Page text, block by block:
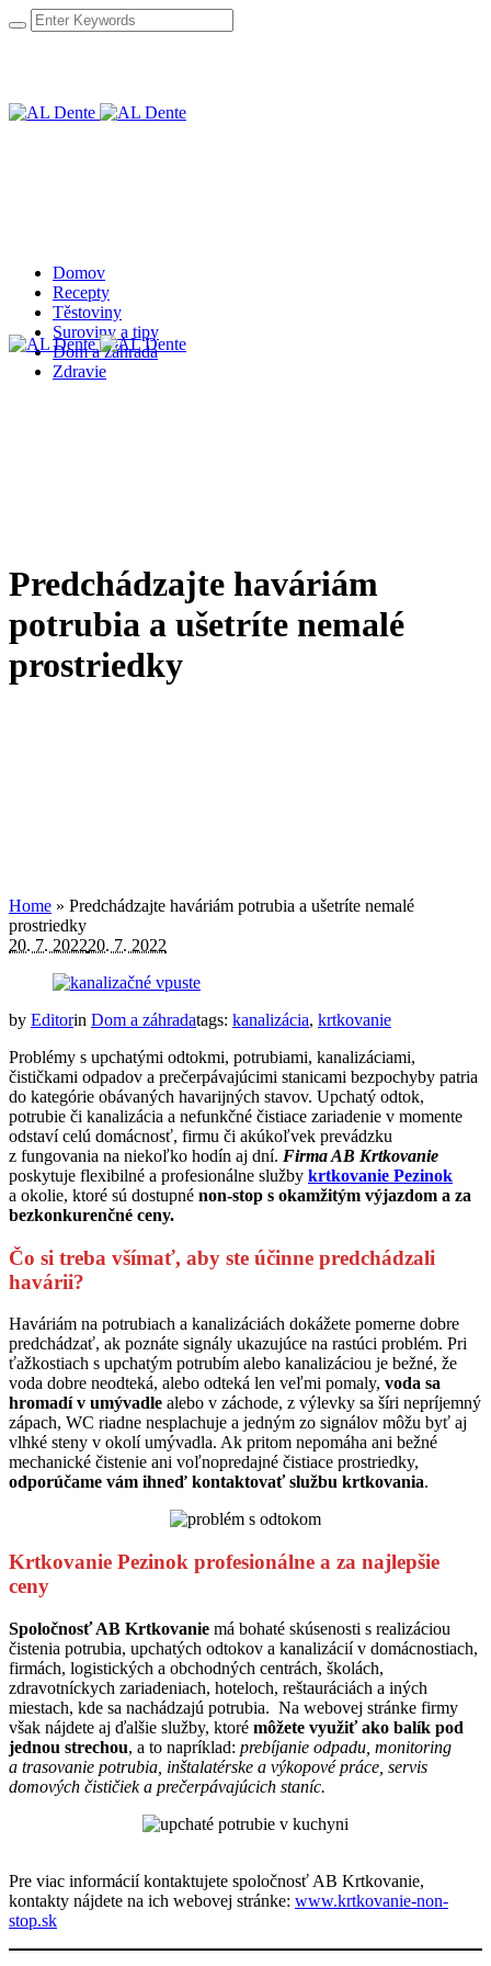
Domov
Recepty
Těstoviny
Suroviny a tipy
Dom a záhrada
Zdravie
Predchádzajte haváriám
potrubia a ušetríte nemalé
prostriedky
Home » Predchádzajte haváriám potrubia a ušetríte nemalé
prostriedky
20. 7. 202220. 7. 2022
by Editorin Dom a záhradatags: kanalizácia, krtkovanie
Problémy s upchatými odtokmi, potrubiami, kanalizáciami,
čističkami odpadov a prečerpávajúcimi stanicami bezpochyby patria
do kategórie obávaných havarijných stavov. Upchatý odtok,
potrubie či kanalizácia a nefunkčné čistiace zariadenie v momente
odstaví celú domácnosť, firmu či akúkoľvek prevádzku
z fungovania na niekoľko hodín aj dní. Firma AB Krtkovanie
poskytuje flexibilné a profesionálne služby krtkovanie Pezinok
a okolie, ktoré sú dostupné non-stop s okamžitým výjazdom a za
bezkonkurenčné ceny.
Čo si treba všímať, aby ste účinne predchádzali
havárii?
Haváriám na potrubiach a kanalizáciách dokážete pomerne dobre
predchádzať, ak poznáte signály ukazujúce na rastúci problém. Pri
ťažkostiach s upchatým potrubím alebo kanalizáciou je bežné, že
voda dobre neodteká, alebo odteká len veľmi pomaly, voda sa
hromadí v umývadle alebo v záchode, z výlevky sa šíri nepríjemný
zápach, WC riadne nesplachuje a jedným zo signálov môžu byť aj
vlhké steny v okolí umývadla. Ak pritom nepomáha ani bežné
mechanické čistenie ani voľnopredajné čistiace prostriedky,
odporúčame vám ihneď kontaktovať službu krtkovania.
Krtkovanie Pezinok profesionálne a za najlepšie
ceny
Spoločnosť AB Krtkovanie má bohaté skúsenosti s realizáciou
čistenia potrubia, upchatých odtokov a kanalizácií v domácnostiach,
firmách, logistických a obchodných centrách, školách,
zdravotníckych zariadeniach, hoteloch, reštauráciách a iných
miestach, kde sa nachádzajú potrubia. Na webovej stránke firmy
však nájdete aj ďalšie služby, ktoré môžete využiť ako balík pod
jednou strechou, a to napríklad: prebíjanie odpadu, monitoring
a trasovanie potrubia, inštalatérske a výkopové práce, servis
domových čističiek a prečerpávajúcich staníc.
Pre viac informácií kontaktujete spoločnosť AB Krtkovanie,
kontakty nájdete na ich webovej stránke: www.krtkovanie-non-
stop.sk